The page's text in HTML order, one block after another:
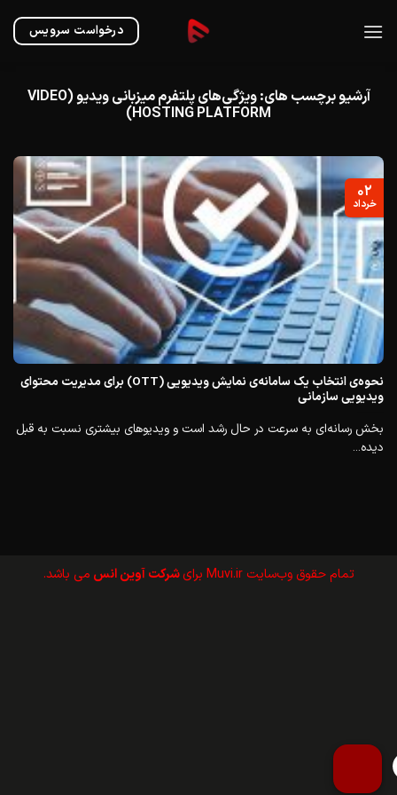
درخواست سرویس
آرشیو برچسب های: ویژگی‌های پلتفرم میزبانی ویدیو (VIDEO
HOSTING PLATFORM)
نحوه‌ی انتخاب یک سامانه‌ی نمایش ویدیویی (OTT) برای مدیریت محتوای
ویدیویی سازمانی
بخش رسانه‌ای به سرعت در حال رشد است و ویدیوهای بیشتری نسبت به قبل
دیده...
۰۲
خرداد
تمام حقوق وب‌سايت Muvi.ir برای شرکت آوین انس می باشد.